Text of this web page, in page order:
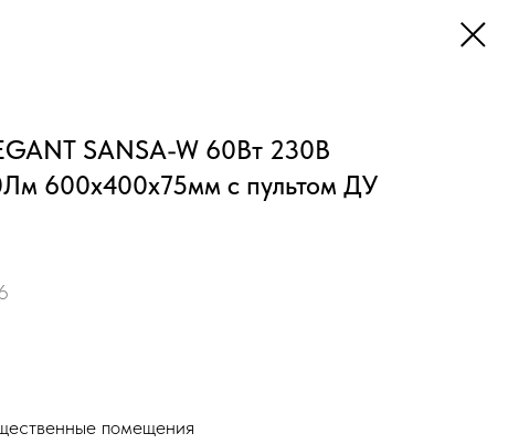
SANSA-W 60Вт 230В
600х400х75мм c пультом ДУ
помещения